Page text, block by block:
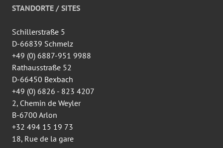
de
wingtsun.arlon
Facebook
STANDORTE / SITES
Schillerstraße 5
D-66839 Schmelz
+49 (0) 6887-951 9988
Rathausstraße 52
D-66450 Bexbach
+49 (0) 6826 - 823 4207
2, Chemin de Weyler
B-6700 Arlon
+32 494 15 19 73
18, Rue de la gare